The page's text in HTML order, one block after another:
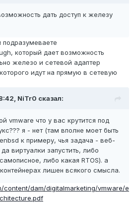
дать доступ к железу
который дает возможность
железо и сетевой адаптер
идут на прямую в сетевую
NiTr0 сказал:
vmware что у вас крутится под
я - нет (там вполне моет быть
к примеру, чья задача - веб-
виртуалки запустить, либо
либо какая RTOS). а
лишен всякого смысла.
content/dam/digitalmarketing/vmware/e